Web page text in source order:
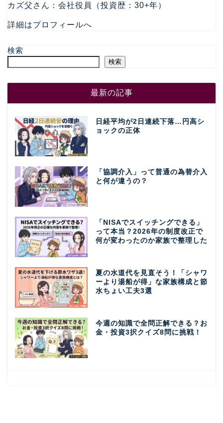
カズ父さん：会社役員（投資歴：30+年）
詳細はプロフィールへ
検索
検索
最新の記事
日経平均が2日連続下落…円高シ
ョックの正体
「協調介入」って普通の為替介入
と何が違うの？
「NISAでスイッチングできる」
って本当？2026年の制度改正で
何が変わったのか家族で整理した
夏の水道代を見直そう！「シャワ
ーより湯船が得」な家族構成と節
水ちょい工夫3選
今週の知識で全問正解できる？お
金・投資3択クイズ8問に挑戦！